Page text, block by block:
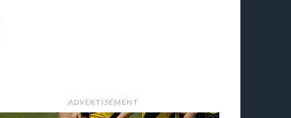
ADVERTISEMENT